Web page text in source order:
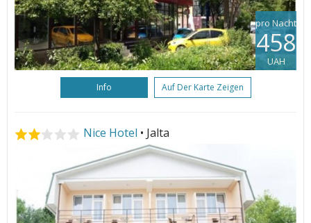
pro Nacht
458
UAH
Info Auf Der Karte Zeigen
Nice Hotel • Jalta